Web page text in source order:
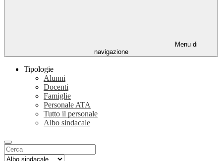
Menu di
navigazione
Tipologie
Alunni
Docenti
Famiglie
Personale ATA
Tutto il personale
Albo sindacale